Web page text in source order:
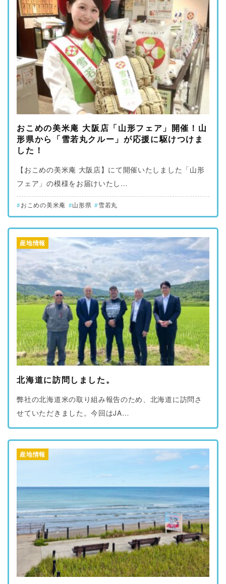
おこめの美米庵 大阪店「山形フェア」開催！山
形県から「雪若丸クルー」が応援に駆けつけま
した！
【おこめの美米庵 大阪店】にて開催いたしました「山形
フェア」の模様をお届けいたし…
おこめの美米庵 山形県 雪若丸
産地情報
北海道に訪問しました。
弊社の北海道米の取り組み報告のため、北海道に訪問さ
せていただきました。今回はJA…
産地情報